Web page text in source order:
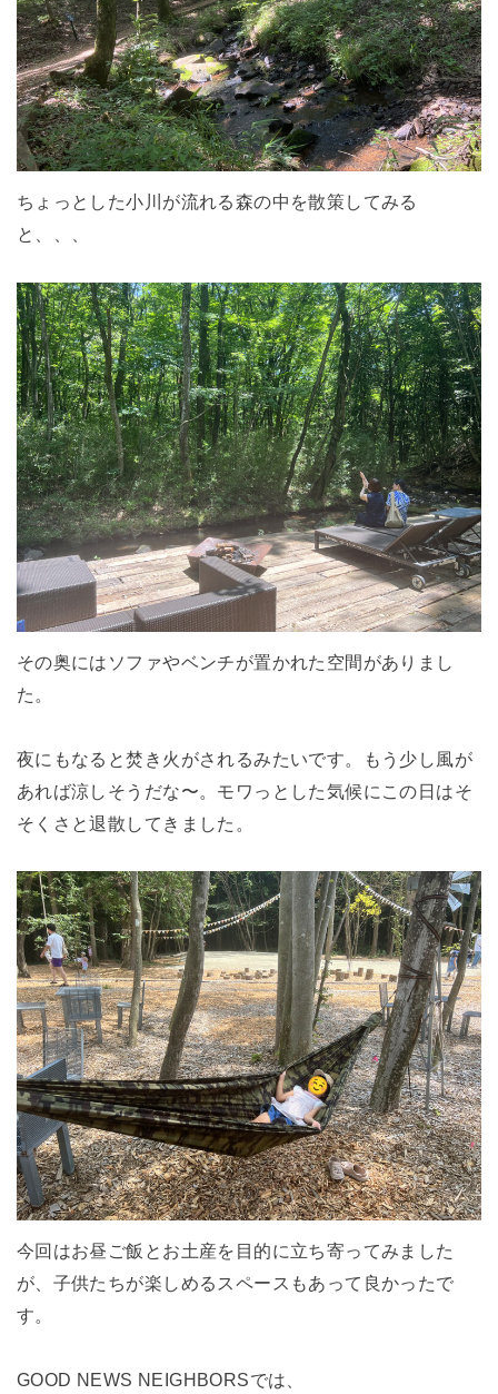
ちょっとした小川が流れる森の中を散策してみる
と、、、
その奥にはソファやベンチが置かれた空間がありまし
た。
夜にもなると焚き火がされるみたいです。もう少し風が
あれば涼しそうだな〜。モワっとした気候にこの日はそ
そくさと退散してきました。
今回はお昼ご飯とお土産を目的に立ち寄ってみました
が、子供たちが楽しめるスペースもあって良かったで
す。
GOOD NEWS NEIGHBORSでは、